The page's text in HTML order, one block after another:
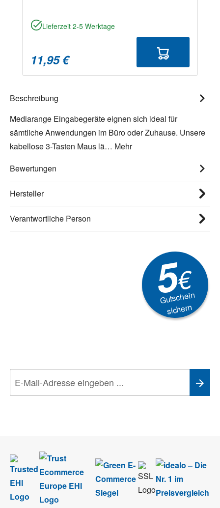
Lieferzeit 2-5 Werktage
11,95 €
Beschreibung
Mediarange Eingabegeräte eignen sich ideal für
sämtliche Anwendungen im Büro oder Zuhause. Unsere
kabellose 3-Tasten Maus lä… Mehr
Bewertungen
Hersteller
Verantwortliche Person
5€
Gutschein
sichern